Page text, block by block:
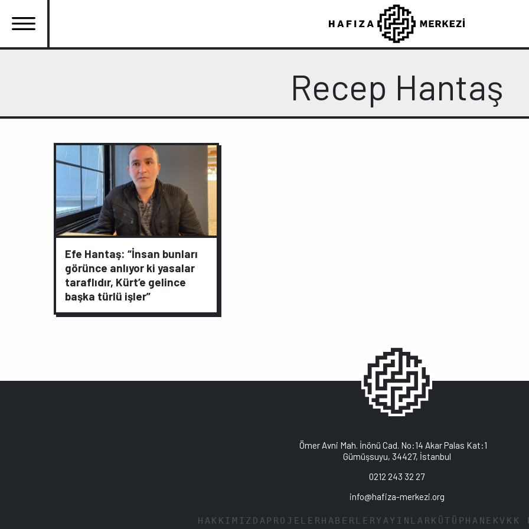
atla
Recep Hantaş
Efe Hantaş: “İnsan bunları
görünce anlıyor ki yasalar
taraflıdır, Kürt’e gelince
başka türlü işler”
Ömer Avni Mah. İnönü Cad. No:14 Akar Palas Kat:1
Gümüşsuyu, 34427, İstanbul
0212 243 32 27
info@hafiza-merkezi.org
HAKKIMIZDA PROJELER HABERLERYAYINLAR KÜTÜPHANE KVKK